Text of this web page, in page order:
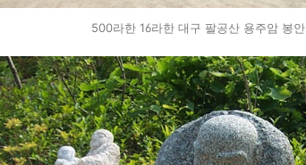
500라한 16라한 대구 팔공산 용주암 봉안